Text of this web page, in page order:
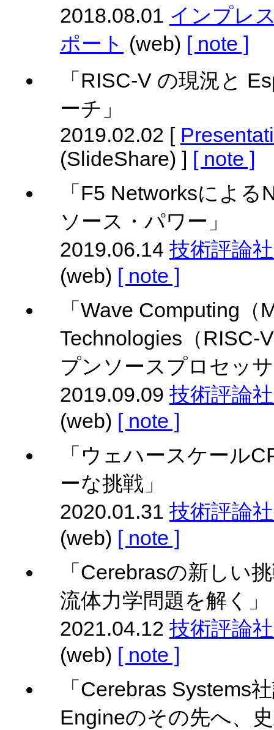
2018.08.01 インプレ
ポート (web) [ note ]
「RISC-V の現況と
ーチ」
2019.02.02 [
(SlideShare) ] [ note ]
「F5 Networksによ
ソース・パワー」
2019.06.14 技術評論
(web) [ note ]
「Wave Computing
Technologies（RISC-
プンソースプロセッ
2019.09.09 技術評論
(web) [ note ]
「ウェハースケール
ーな挑戦」
2020.01.31 技術評論
(web) [ note ]
「Cerebrasの新しい
流体力学問題を解く」
2021.04.12 技術評論
(web) [ note ]
「Cerebras Systems
Engineのその先へ、